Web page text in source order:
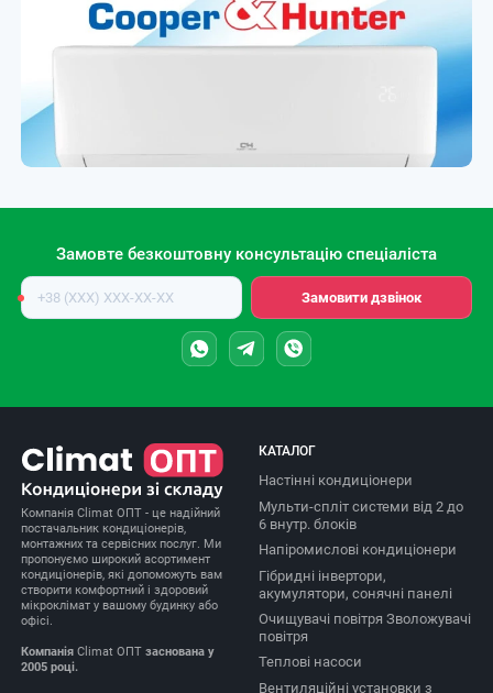
Замовте безкоштовну консультацію спеціаліста
Номер
телефону
Замовити дзвінок
Компанія Climat ОПТ - це надійний
постачальник кондиціонерів,
монтажних та сервісних послуг. Ми
пропонуємо широкий асортимент
кондиціонерів, які допоможуть вам
створити комфортний і здоровий
мікроклімат у вашому будинку або
офісі.
Компанія Climat ОПТзаснована у
2005 році.
КАТАЛОГ
Настінні кондиціонери
Мульти-спліт системи від 2 до
6 внутр. блоків
Напіромислові кондиціонери
Гібридні інвертори,
акумулятори, сонячні панелі
Очищувачі повітря Зволожувачі
повітря
Теплові насоси
Вентиляційні установки з